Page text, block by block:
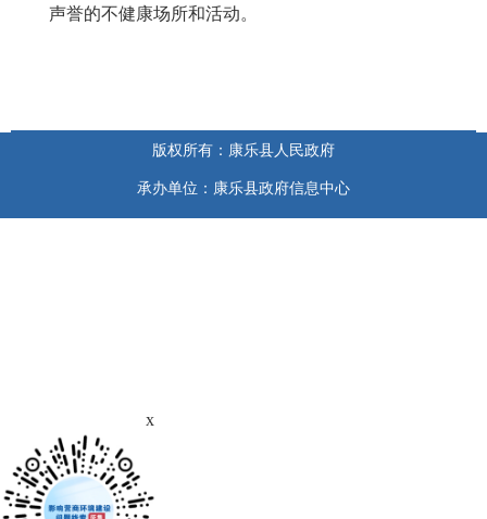
声誉的不健康场所和活动。
版权所有：康乐县人民政府
承办单位：康乐县政府信息中心
x